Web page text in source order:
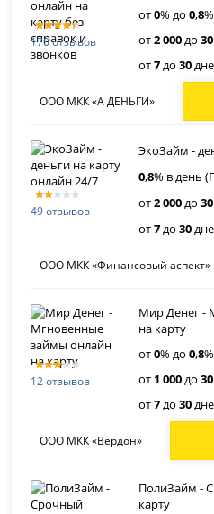
170 отзывов
от0% до0,8
от2 000до
от7до30
ООО МКК «А ДЕНЬГИ»
49 отзывов
ЭкоЗайм -
0,8% в день
от2 000до
от7до30
ООО МКК «Финансовый аспект»
12 отзывов
Мир Денег -
на карту
от0% до0,8
от 1 000до
от7до30
ООО МКК «Вердон»
ПолиЗайм -
карту